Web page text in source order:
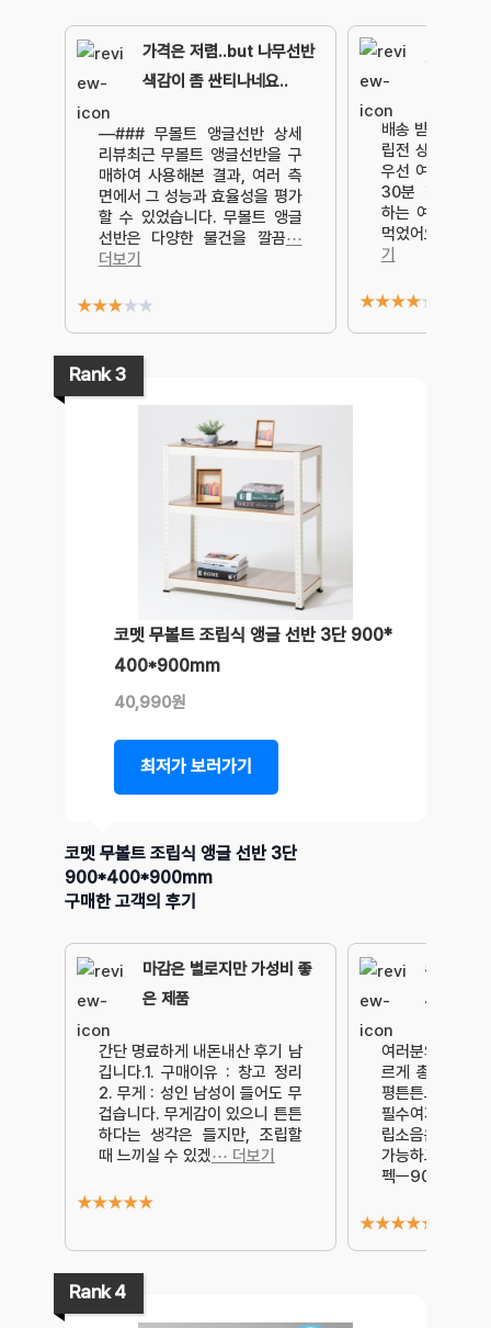
가격은 저렴..but 나무선반
색감이 좀 싼티나네요..
—### 무볼트 앵글선반 상세
리뷰최근 무볼트 앵글선반을 구
매하여 사용해본 결과, 여러 측
면에서 그 성능과 효율성을 평가
할 수 있었습니다. 무볼트 앵글
선반은 다양한 물건을 깔끔⋯
더보기
★★★★★
깔끔하니
배송 받고 급하
립전 상태를 못
우선 여자 혼자
30분 정도 걸
하는 여잔데 혼
먹었어요~누가
기
★★★★★
Rank 3
코멧 무볼트 조립식 앵글 선반 3단 900*
400*900mm
40,990원
최저가 보러가기
코멧 무볼트 조립식 앵글 선반 3단
900*400*900mm
구매한 고객의 후기
마감은 별로지만 가성비 좋
은 제품
간단 명료하게 내돈내산 후기 남
깁니다.1. 구매이유 : 창고 정리
2. 무게 : 성인 남성이 들어도 무
겁습니다. 무게감이 있으니 튼튼
하다는 생각은 들지만, 조립할
때 느끼실 수 있겠⋯ 더보기
★★★★★
#햄스터
고무망치
여러분의 시간
르게 총평부터
평튼튼그자체!
필수여자혼자
립소음은있음
가능하고 매우
펙ㅡ900×4
★★★★★
Rank 4